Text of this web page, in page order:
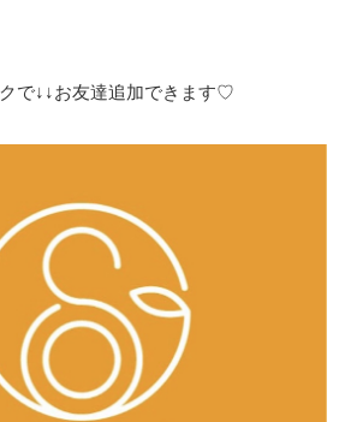
で↓↓お友達追加できます♡